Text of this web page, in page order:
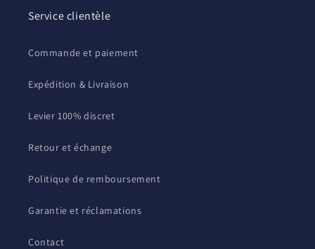
Service clientèle
Commande et paiement
Expédition & Livraison
Levier 100% discret
Retour et échange
Politique de remboursement
Garantie et réclamations
Contact